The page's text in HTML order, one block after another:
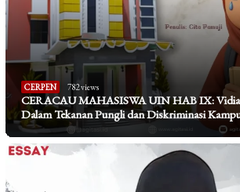
CERPEN 782 views
CERACAU MAHASISWA UIN HAB IX:
Dalam Tekanan Pungli dan Diskriminasi